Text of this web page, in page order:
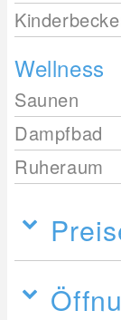
Wellness
Saunen
Dampfbad
Ruheraum